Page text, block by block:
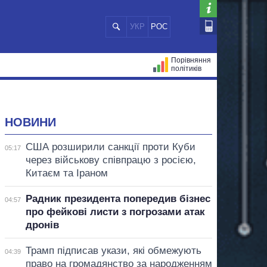
УКР РОС
Порівняння
політиків
НОВИНИ
05:17
США розширили санкції проти Куби
через військову співпрацю з росією,
Китаєм та Іраном
04:57
Радник президента попередив бізнес
про фейкові листи з погрозами атак
дронів
04:39
Трамп підписав укази, які обмежують
право на громадянство за народженням